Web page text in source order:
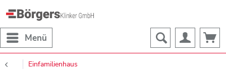
Menü
Einfamilienhaus